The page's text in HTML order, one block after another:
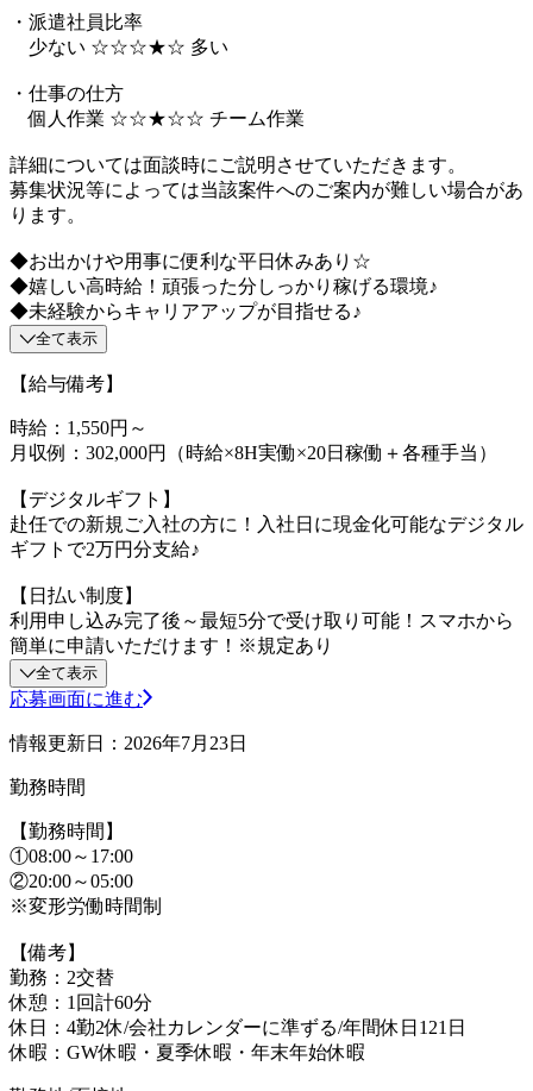
・派遣社員比率
少ない ☆☆☆★☆ 多い
・仕事の仕方
個人作業 ☆☆★☆☆ チーム作業
詳細については面談時にご説明させていただきます。
募集状況等によっては当該案件へのご案内が難しい場合があ
ります。
◆お出かけや用事に便利な平日休みあり☆
◆嬉しい高時給！頑張った分しっかり稼げる環境♪
◆未経験からキャリアアップが目指せる♪
全て表示
【給与備考】
時給：1,550円～
月収例：302,000円（時給×8H実働×20日稼働＋各種手当）
【デジタルギフト】
赴任での新規ご入社の方に！入社日に現金化可能なデジタル
ギフトで2万円分支給♪
【日払い制度】
利用申し込み完了後～最短5分で受け取り可能！スマホから
簡単に申請いただけます！※規定あり
全て表示
応募画面に進む
情報更新日：2026年7月23日
勤務時間
【勤務時間】
①08:00～17:00
②20:00～05:00
※変形労働時間制
【備考】
勤務：2交替
休憩：1回計60分
休日：4勤2休/会社カレンダーに準ずる/年間休日121日
休暇：GW休暇・夏季休暇・年末年始休暇